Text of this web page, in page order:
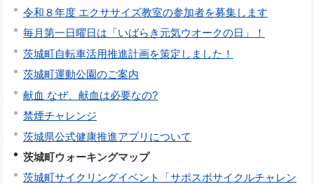
令和８年度 エクササイズ教室の参加者を募集します
毎月第一日曜日は「いばらき元気ウオークの日」！
茨城町自転車活用推進計画を策定しました！
茨城町運動公園のご案内
献血 なぜ、献血は必要なの?
禁煙チャレンジ
茨城県公式健康推進アプリについて
茨城町ウォーキングマップ
茨城町サイクリングイベント「サポスポサイクルチャレン